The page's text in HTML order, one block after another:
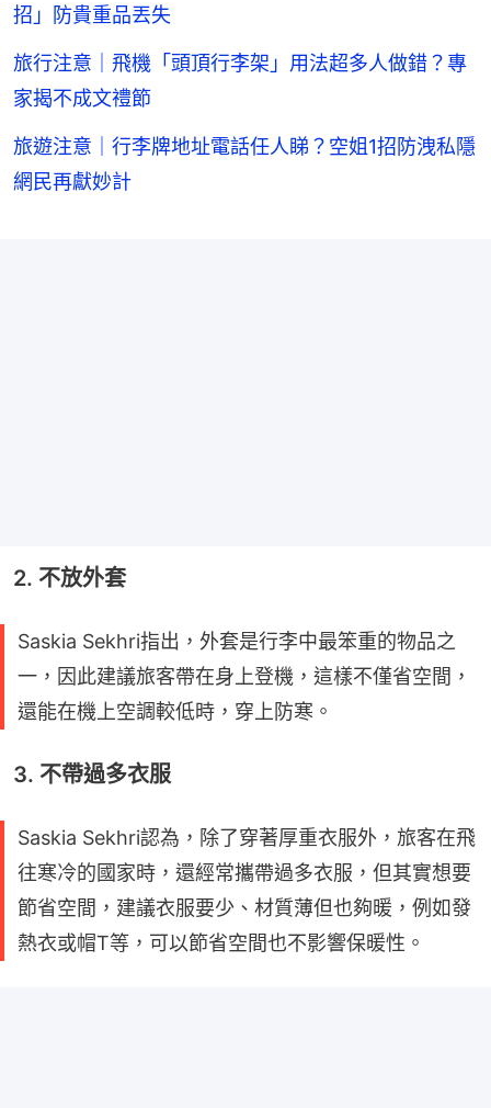
招」防貴重品丟失
旅行注意｜飛機「頭頂行李架」用法超多人做錯？專
家揭不成文禮節
旅遊注意｜行李牌地址電話任人睇？空姐1招防洩私隱
網民再獻妙計
2. 不放外套
Saskia Sekhri指出，外套是行李中最笨重的物品之
一，因此建議旅客帶在身上登機，這樣不僅省空間，
還能在機上空調較低時，穿上防寒。
3. 不帶過多衣服
Saskia Sekhri認為，除了穿著厚重衣服外，旅客在飛
往寒冷的國家時，還經常攜帶過多衣服，但其實想要
節省空間，建議衣服要少、材質薄但也夠暖，例如發
熱衣或帽T等，可以節省空間也不影響保暖性。